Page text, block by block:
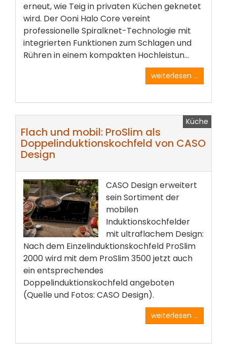
erneut, wie Teig in privaten Küchen geknetet
wird. Der Ooni Halo Core vereint
professionelle Spiralknet-Technologie mit
integrierten Funktionen zum Schlagen und
Rühren in einem kompakten Hochleistun...
weiterlesen ...
Küche
Flach und mobil: ProSlim als
Doppelinduktionskochfeld von CASO
Design
CASO Design erweitert
sein Sortiment der
mobilen
Induktionskochfelder
mit ultraflachem Design:
Nach dem Einzelinduktionskochfeld ProSlim
2000 wird mit dem ProSlim 3500 jetzt auch
ein entsprechendes
Doppelinduktionskochfeld angeboten
(Quelle und Fotos: CASO Design).
weiterlesen ...